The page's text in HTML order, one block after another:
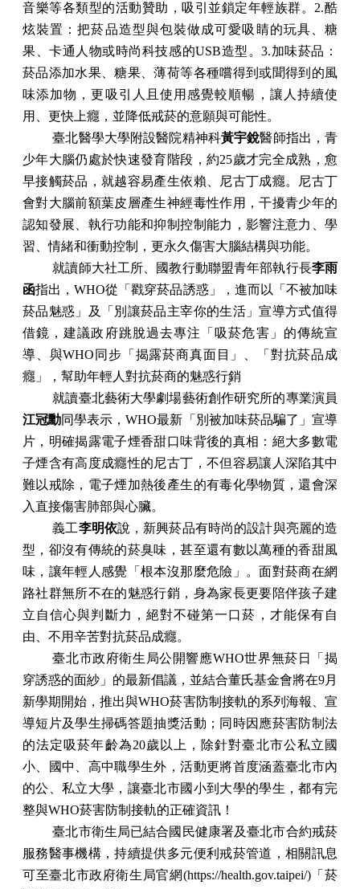
音樂等各類型的活動贊助，吸引並鎖定年輕族群。 2.酷
炫裝置：把菸品造型與包裝做成可愛吸睛的玩具、糖
果、卡通人物或時尚科技感的USB造型。3.加味菸品：
菸品添加水果、糖果、薄荷等各種嚐得到或聞得到的風
味添加物，更吸引人且使用感覺較順暢，讓人持續使
用、更快上癮，並降低戒菸的意願與可能性。
臺北醫學大學附設醫院精神科黃宇銳醫師指出，青
少年大腦仍處於快速發育階段，約25歲才完全成熟，愈
早接觸菸品，就越容易產生依賴、尼古丁成癮。尼古丁
會對大腦前額葉皮層產生神經毒性作用，干擾青少年的
認知發展、執行功能和抑制控制能力，影響注意力、學
習、情緒和衝動控制，更永久傷害大腦結構與功能。
就讀師大社工所、國教行動聯盟青年部執行長李雨
函指出，WHO從「戳穿菸品誘惑」，進而以「不被加味
菸品魅惑」及「別讓菸品主宰你的生活」宣導方式值得
借鏡，建議政府跳脫過去專注「吸菸危害」的傳統宣
導、與WHO 同步「揭露菸商真面目」、「對抗菸品成
癮」，幫助年輕人對抗菸商的魅惑行銷
就讀臺北藝術大學劇場藝術創作研究所的專業演員
江冠勳同學表示，WHO最新「別被加味菸品騙了」宣導
片，明確揭露電子煙香甜口味背後的真相：絕大多數電
子煙含有高度成癮性的尼古丁，不但容易讓人深陷其中
難以戒除，電子煙加熱後產生的有毒化學物質，還會深
入直接傷害肺部與心臟。
義工李明依說，新興菸品有時尚的設計與亮麗的造
型，卻沒有傳統的菸臭味，甚至還有數以萬種的香甜風
味，讓年輕人感覺「根本沒那麼危險」。面對菸商在網
路社群無所不在的魅惑行銷，身為家長更要陪伴孩子建
立自信心與判斷力，絕對不碰第一口菸，才能保有自
由、不用辛苦對抗菸品成癮。
臺北市政府衛生局公開響應WHO世界無菸日 「揭
穿誘惑的面紗」的最新倡議，並結合董氏基金會將在9月
新學期開始，推出與WHO菸害防制接軌的系列海報、宣
導短片及學生掃碼答題抽獎活動 ； 同時因應菸害防制法
的法定吸菸年齡為20歲以上，除針對臺北市公私立國
小、國中、高中職學生外，活動更將首度涵蓋臺北市內
的公 、私立大學，讓臺北市國小到大學的學生，都有完
整與WHO菸害防制接軌的正確資訊！
臺北市衛生局已結合國民健康署及臺北市合約戒菸
服務醫事機構，持續提供多元便利戒菸管道，相關訊息
可至臺北市政府衛生局官網(https://health.gov.taipei/)「菸